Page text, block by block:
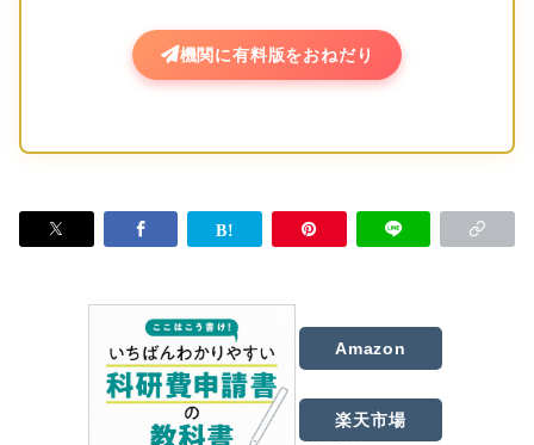
機関に有料版をおねだり
Amazon
楽天市場